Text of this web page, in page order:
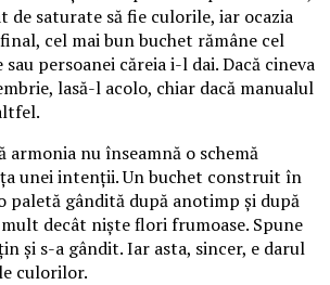
de saturate să fie culorile, iar ocazia
cel mai bun buchet rămâne cel
persoanei căreia i-l dai. Dacă cineva
lasă-l acolo, chiar dacă manualul
armonia nu înseamnă o schemă
unei intenții. Un buchet construit în
paletă gândită după anotimp și după
decât niște flori frumoase. Spune
și s-a gândit. Iar asta, sincer, e darul
culorilor.